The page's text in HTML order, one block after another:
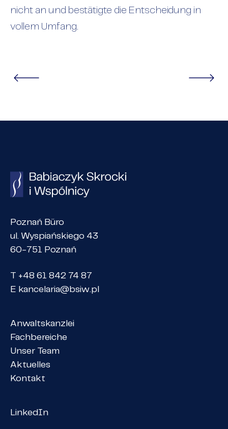
nicht an und bestätigte die Entscheidung in
vollem Umfang.
Poznań Büro
ul. Wyspiańskiego 43
60-751 Poznań
T +48 61 842 74 87
E kancelaria@bsiw.pl
Anwaltskanzlei
Fachbereiche
Unser Team
Aktuelles
Kontakt
LinkedIn